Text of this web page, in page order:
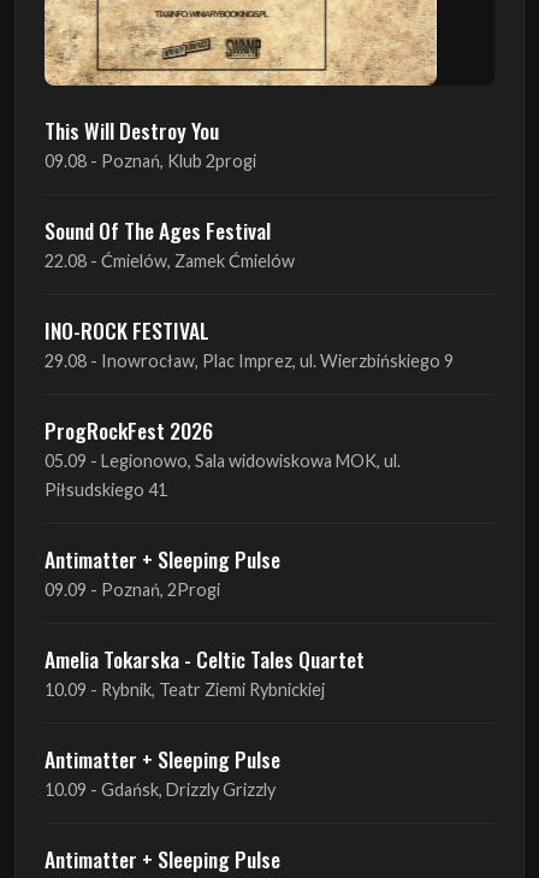
This Will Destroy You
09.08 - Poznań, Klub 2progi
Sound Of The Ages Festival
22.08 - Ćmielów, Zamek Ćmielów
INO-ROCK FESTIVAL
29.08 - Inowrocław, Plac Imprez, ul. Wierzbińskiego 9
ProgRockFest 2026
Antimatter + Sleeping Pulse
09.09 - Poznań, 2Progi
Amelia Tokarska - Celtic Tales Quartet
10.09 - Rybnik, Teatr Ziemi Rybnickiej
Antimatter + Sleeping Pulse
Antimatter + Sleeping Pulse
11.09 - Warszawa, VooDoo Club
Antimatter + Sleeping Pulse